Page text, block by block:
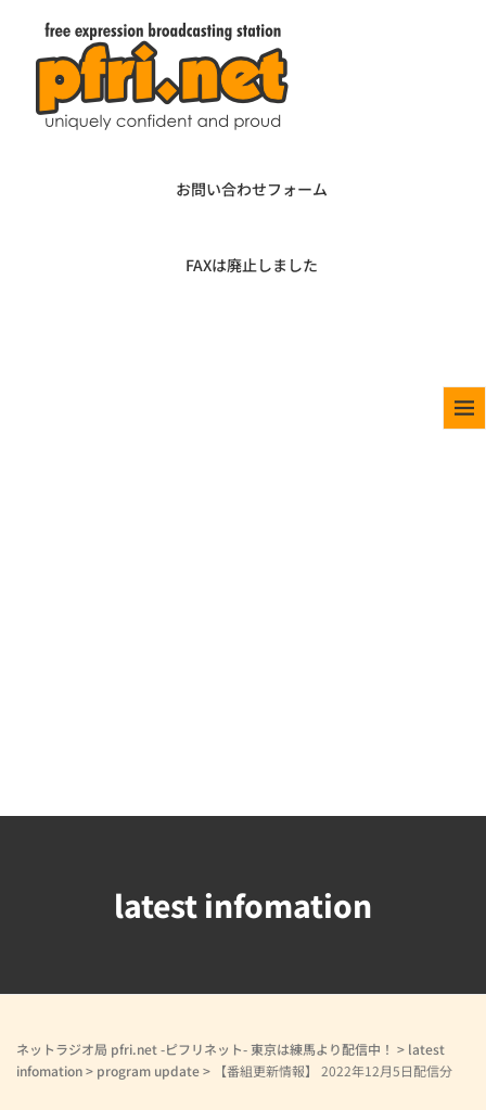
お問い合わせフォーム
FAXは廃止しました
latest infomation
ネットラジオ局 pfri.net -ピフリネット- 東京は練馬より配信中！ > latest
infomation> program update> 【番組更新情報】 2022年12月5日配信分